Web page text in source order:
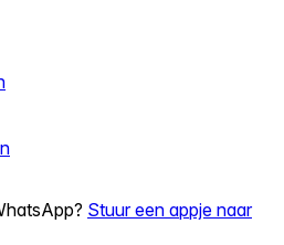
Stuur een appje naar